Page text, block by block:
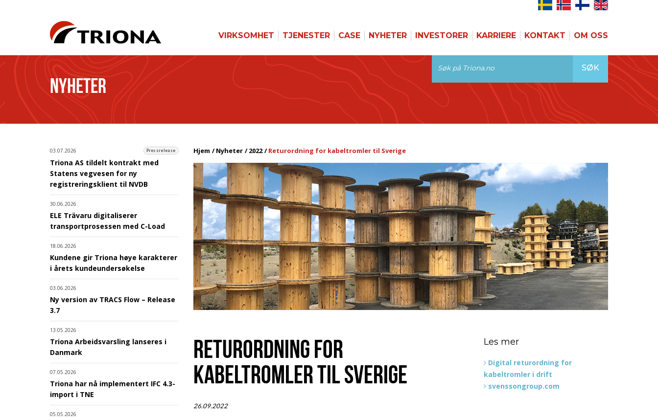
VIRKSOMHET TJENESTER CASE NYHETER INVESTORER KARRIERE KONTAKT OM OSS
NYHETER
SØK
03.07.2026 Pressrelease
Triona AS tildelt kontrakt med
Statens vegvesen for ny
registreringsklient til NVDB
30.06.2026
ELE Trävaru digitaliserer
transportprosessen med C-Load
18.06.2026
Kundene gir Triona høye karakterer
i årets kundeundersøkelse
03.06.2026
Ny version av TRACS Flow – Release
3.7
13.05.2026
Triona Arbeidsvarsling lanseres i
Danmark
07.05.2026
Triona har nå implementert IFC 4.3-
import i TNE
05.05.2026
Hjem Nyheter 2022 Returordning for kabeltromler til Sverige
RETURORDNING FOR
KABELTROMLER TIL SVERIGE
26.09.2022
Les mer
Digital returordning for
kabeltromler i drift
svenssongroup.com